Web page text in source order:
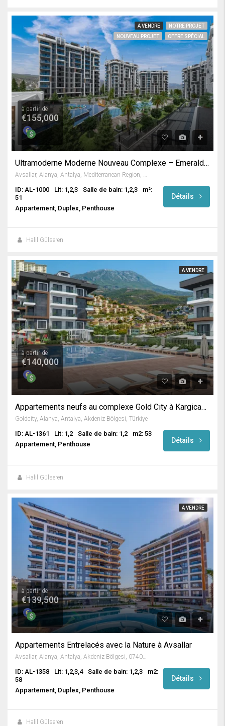
A VENDRE
NOTRE PROJET
NOUVEAU PROJET
OFFRE SPÉCIAL
à partir de
€155,000
Ultramoderne Moderne Nouveau Complexe – Emerald Grand Deluxe
ID: AL-1000 Lit: 1,2,3 Salle de bain: 1,2,3
m²:
51
Appartement, Duplex, Penthouse
Détails
Halil Gülseren
A VENDRE
à partir de
€140,000
Appartements neufs au complexe Gold City à Kargicak / Alanya
Goldcity, Alanya, Antalya, Akdeniz Bölgesi, Türkiye
ID: AL-1361 Lit: 1,2 Salle de bain: 1,2
m2: 53
Appartement, Penthouse
Détails
Halil Gülseren
A VENDRE
à partir de
€139,500
Appartements Entrelacés avec la Nature à Avsallar
ID: AL-1358 Lit: 1,2,3,4 Salle de bain: 1,2,3
m2:
58
Appartement, Duplex, Penthouse
Détails
Halil Gülseren